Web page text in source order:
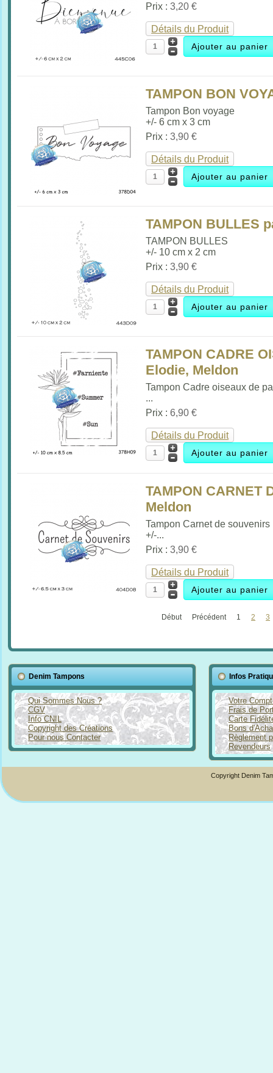
Prix :3,20 €
Détails du Produit
TAMPON BON
Tampon Bon voyage
+/- 6 cm x 3 cm
Prix :3,90 €
Détails du Produit
TAMPON BULLES
TAMPON BULLES
+/- 10 cm x 2 cm
Prix :3,90 €
Détails du Produit
TAMPON CADRE
Elodie, Meldon
Tampon Cadre oiseaux de
...
Prix :6,90 €
Détails du Produit
TAMPON CARNET
Meldon
Tampon Carnet de souvenirs
+/-...
Prix :3,90 €
Détails du Produit
Début Précédent 1 2 3
Denim Tampons
Qui Sommes Nous ?
CGV
Info CNIL
Copyright des Créations
Pour nous Contacter
Infos
Votre
Frais de
Carte
Bons
Règlement
Revendeurs
Copyright Denim